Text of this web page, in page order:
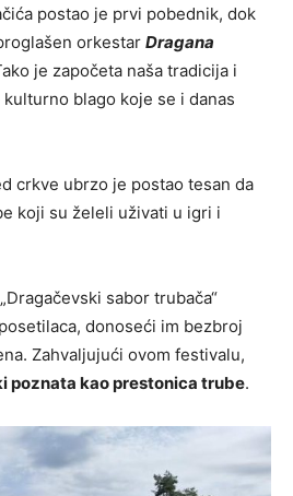
postao je prvi pobednik, dok
orkestar Dragana
je započeta naša tradicija i
blago koje se i danas
crkve ubrzo je postao tesan da
koji su želeli uživati u igri i
sabor trubača“
donoseći im bezbroj
Zahvaljujući ovom festivalu,
poznata kao prestonica trube.